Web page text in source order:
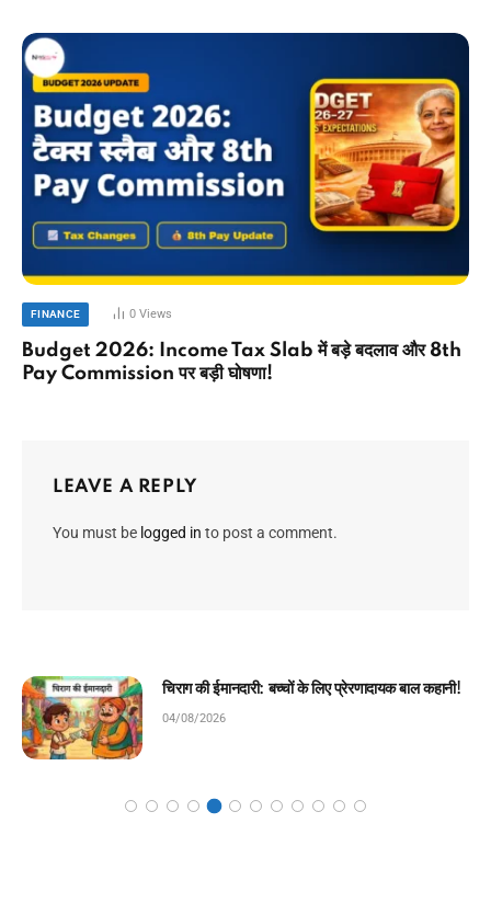
FINANCE 0Views
Budget 2026: Income Tax Slab में बड़े बदलाव और 8th
Pay Commission पर बड़ी घोषणा!
LEAVE A REPLY
You must be logged in to post a comment.
मेहनत की पहली सीढ़ी: बच्चों के लिए प्रेरणादायक बाल
कहानी!